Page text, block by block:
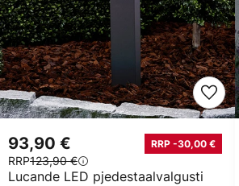
Lucande LED pjedestaalvalgusti
93,90 € RRP -30,00 €
RRP123,90 €